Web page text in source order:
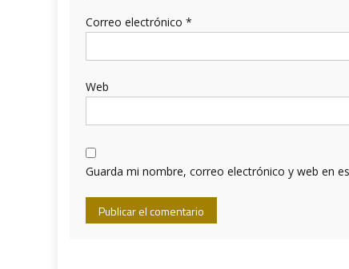
Correo electrónico *
Web
Guarda mi nombre, correo electrónico y web en